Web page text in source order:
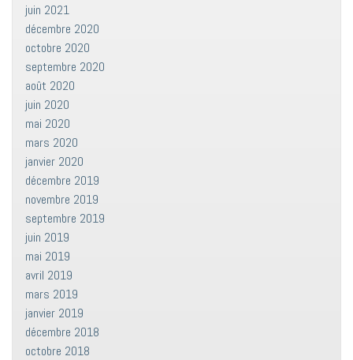
juin 2021
décembre 2020
octobre 2020
septembre 2020
août 2020
juin 2020
mai 2020
mars 2020
janvier 2020
décembre 2019
novembre 2019
septembre 2019
juin 2019
mai 2019
avril 2019
mars 2019
janvier 2019
décembre 2018
octobre 2018